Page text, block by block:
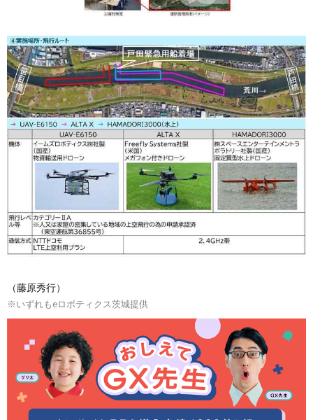
（藤原秀行）
※いずれもeロボティクス茨城提供